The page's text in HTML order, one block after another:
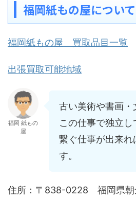
福岡紙もの屋について
福岡紙もの屋 買取品目一覧
出張買取可能地域
福岡 紙もの
屋
古い美術や書画・
この仕事で独立し
繋ぐ仕事が出来れ
す。
住所：〒838-0228 福岡県朝